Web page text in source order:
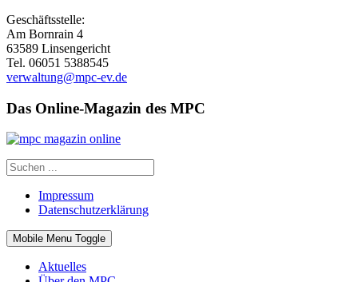
Geschäftsstelle:
Am Bornrain 4
63589 Linsengericht
Tel. 06051 5388545
verwaltung@mpc-ev.de
Das Online-Magazin des MPC
Impressum
Datenschutzerklärung
Mobile Menu Toggle
Aktuelles